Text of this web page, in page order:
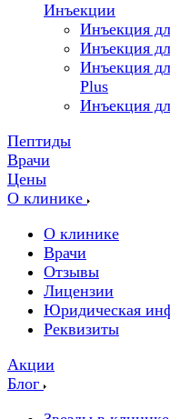
Инъекции
Инъекция
Инъекция
Инъекция
Plus
Инъекция
Пептиды
Врачи
Цены
О клинике
О клинике
Врачи
Отзывы
Лицензии
Юридическая
Реквизиты
Акции
Блог